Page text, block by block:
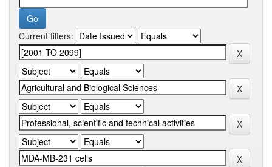
Current filters: